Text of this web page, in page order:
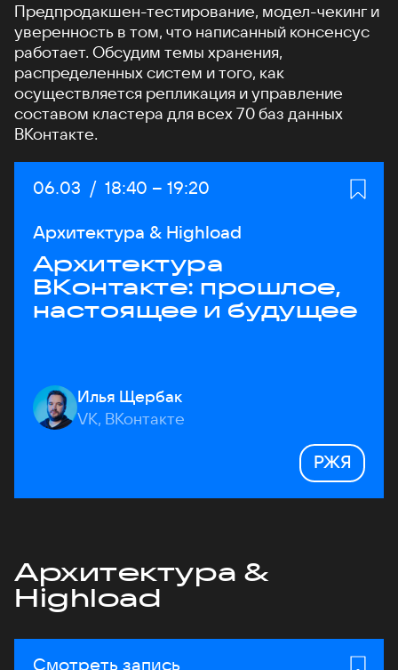
Предпродакшен-тестирование, модел-чекинг и
уверенность в том, что написанный консенсус
работает. Обсудим темы хранения,
распределенных систем и того, как
осуществляется репликация и управление
составом кластера для всех 70 баз данных
ВКонтакте.
Дата:
06.03 / Начало:
18:40 – Конец:
19:20
Архитектура & Highload
Архитектура
ВКонтакте: прошлое,
настоящее и будущее
Илья Щербак
VK, ВКонтакте
РЖЯ
Архитектура &
Highload
Смотреть запись